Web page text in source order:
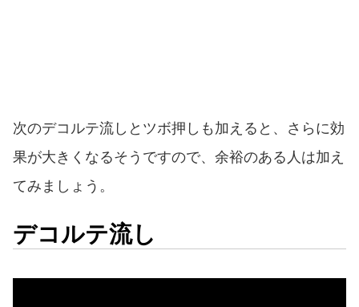
次のデコルテ流しとツボ押しも加えると、さらに効
果が大きくなるそうですので、余裕のある人は加え
てみましょう。
デコルテ流し